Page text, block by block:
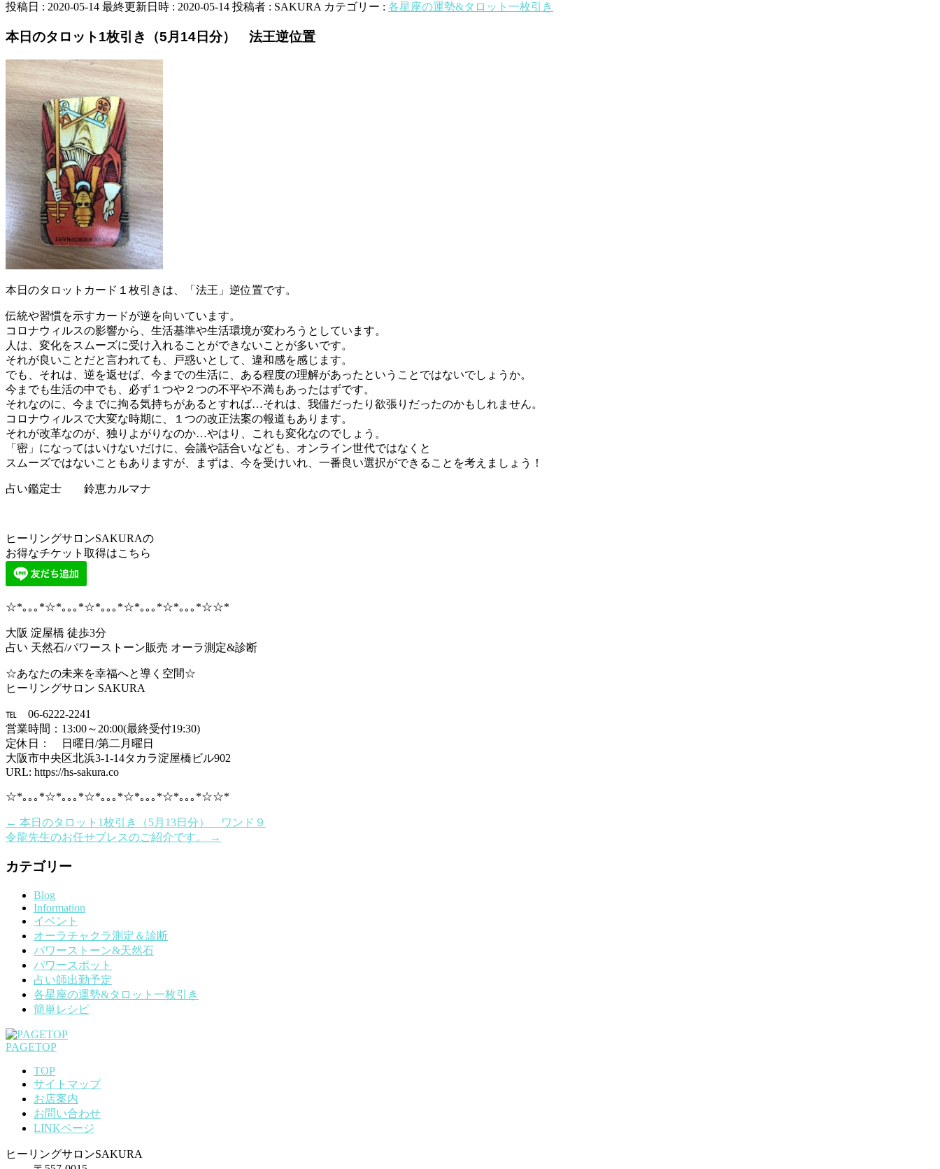
投稿日 : 2020-05-14 最終更新日時 : 2020-05-14 投稿者 : SAKURA カテゴリー : 各星座の運勢&タロット一枚引き
本日のタロット1枚引き（5月14日分） 法王逆位置
本日のタロットカード１枚引きは、「法王」逆位置です。
伝統や習慣を示すカードが逆を向いています。
コロナウィルスの影響から、生活基準や生活環境が変わろうとしています。
人は、変化をスムーズに受け入れることができないことが多いです。
それが良いことだと言われても、戸惑いとして、違和感を感じます。
でも、それは、逆を返せば、今までの生活に、ある程度の理解があったということではないでしょうか。
今までも生活の中でも、必ず１つや２つの不平や不満もあったはずです。
それなのに、今までに拘る気持ちがあるとすれば…それは、我儘だったり欲張りだったのかもしれません。
コロナウィルスで大変な時期に、１つの改正法案の報道もあります。
それが改革なのが、独りよがりなのか…やはり、これも変化なのでしょう。
「密」になってはいけないだけに、会議や話合いなども、オンライン世代ではなくと
スムーズではないこともありますが、まずは、今を受けいれ、一番良い選択ができることを考えましょう！
占い鑑定士 鈴恵カルマナ
ヒーリングサロンSAKURAの
お得なチケット取得はこちら
☆*｡｡｡*☆*｡｡｡*☆*｡｡｡*☆*｡｡｡*☆*｡｡｡*☆☆*
大阪 淀屋橋 徒歩3分
占い 天然石/パワーストーン販売 オーラ測定&診断
☆あなたの未来を幸福へと導く空間☆
ヒーリングサロン SAKURA
℡ 06-6222-2241
営業時間：13:00～20:00(最終受付19:30)
定休日： 日曜日/第二月曜日
大阪市中央区北浜3-1-14タカラ淀屋橋ビル902
URL: https://hs-sakura.co
☆*｡｡｡*☆*｡｡｡*☆*｡｡｡*☆*｡｡｡*☆*｡｡｡*☆☆*
← 本日のタロット1枚引き（5月13日分） ワンド９
令龍先生のお任せブレスのご紹介です。
→
カテゴリー
Blog
Information
イベント
オーラチャクラ測定＆診断
パワーストーン&天然石
パワースポット
占い師出勤予定
各星座の運勢&タロット一枚引き
簡単レシピ
PAGETOP
TOP
サイトマップ
お店案内
お問い合わせ
LINKページ
ヒーリングサロンSAKURA